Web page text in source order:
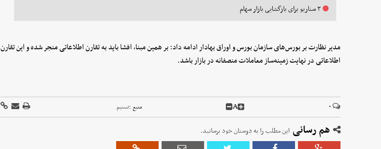
۳ سناریو برای بازگشایی بازار سهام
مدیر نظارت بر بورس‌های سازمان بورس و اوراق بهادار ادامه داد: بر همین مبنا، افشا باید به تقارن اطلاعاتی منجر شده و این تقارن
اطلاعاتی در نهایت زمینه‌ساز معاملات منصفانه در بازار باشد.
۰ A منبع :تسنیم
هم رسانی این مطلب را به دوستان خود برسانید.